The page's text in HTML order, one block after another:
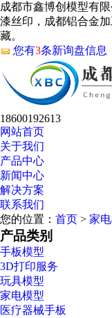
成都市鑫博创模型有
漆丝印，成都铝合金
藏。
您有3条新询盘信息
18600192613
网站首页
关于我们
产品中心
新闻中心
解决方案
联系我们
您的位置： 首页 > 家
产品类别
手板模型
3D打印服务
玩具模型
家电模型
医疗器械手板